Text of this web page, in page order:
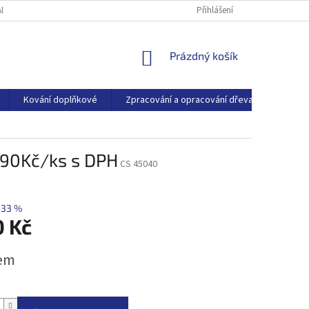
Přihlášení
NÁKUPNÍ
Prázdný košík
Kování doplňkové Zpracování a opracování dřeva
ks s DPH CS 45040
%
Kč